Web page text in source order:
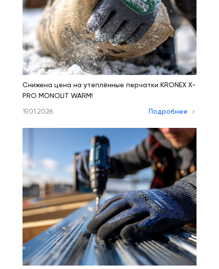
Снижена цена на утеплённые перчатки KRONEX X-
PRO MONOLIT WARM!
19.01.2026 Подробнее